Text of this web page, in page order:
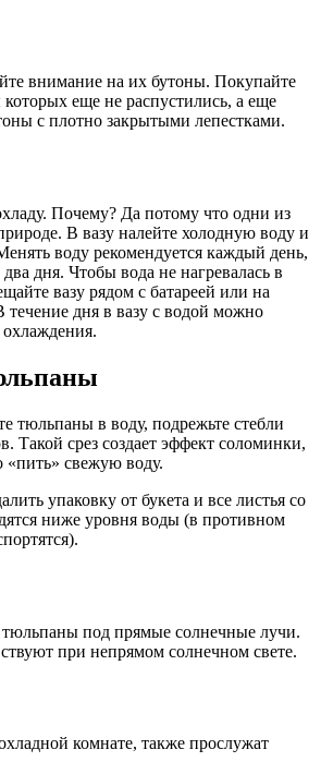
внимание на их бутоны. Покупайте
еще не распустились, а еще
с плотно закрытыми лепестками.
Почему? Да потому что одни из
В вазу налейте холодную воду и
воду рекомендуется каждый день,
дня. Чтобы вода не нагревалась в
вазу рядом с батареей или на
течение дня в вазу с водой можно
охлаждения.
тюльпаны в воду, подрежьте стебли
Такой срез создает эффект соломинки,
«пить» свежую воду.
упаковку от букета и все листья со
ниже уровня воды (в противном
под прямые солнечные лучи.
при непрямом солнечном свете.
комнате, также прослужат